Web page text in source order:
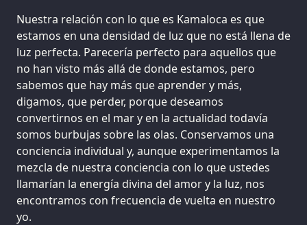
Nuestra relación con lo que es Kamaloca es que
estamos en una densidad de luz que no está llena de
luz perfecta. Parecería perfecto para aquellos que
no han visto más allá de donde estamos, pero
sabemos que hay más que aprender y más,
digamos, que perder, porque deseamos
convertirnos en el mar y en la actualidad todavía
somos burbujas sobre las olas. Conservamos una
conciencia individual y, aunque experimentamos la
mezcla de nuestra conciencia con lo que ustedes
llamarían la energía divina del amor y la luz, nos
encontramos con frecuencia de vuelta en nuestro
yo.